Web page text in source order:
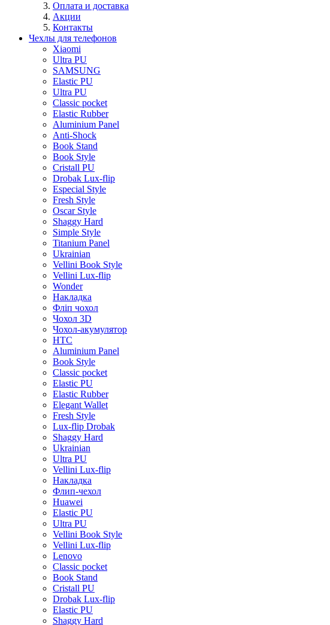
Оплата и доставка
Акции
Контакты
Чехлы для телефонов
Xiaomi
Ultra PU
SAMSUNG
Elastic PU
Ultra PU
Classic pocket
Elastic Rubber
Aluminium Panel
Anti-Shock
Book Stand
Book Style
Cristall PU
Drobak Lux-flip
Especial Style
Fresh Style
Oscar Style
Shaggy Hard
Simple Style
Titanium Panel
Ukrainian
Vellini Book Style
Vellini Lux-flip
Wonder
Накладка
Фліп чохол
Чохол 3D
Чохол-акумулятор
HTC
Aluminium Panel
Book Style
Classic pocket
Elastic PU
Elastic Rubber
Elegant Wallet
Fresh Style
Lux-flip Drobak
Shaggy Hard
Ukrainian
Ultra PU
Vellini Lux-flip
Накладка
Флип-чехол
Huawei
Elastic PU
Ultra PU
Vellini Book Style
Vellini Lux-flip
Lenovo
Classic pocket
Book Stand
Cristall PU
Drobak Lux-flip
Elastic PU
Shaggy Hard